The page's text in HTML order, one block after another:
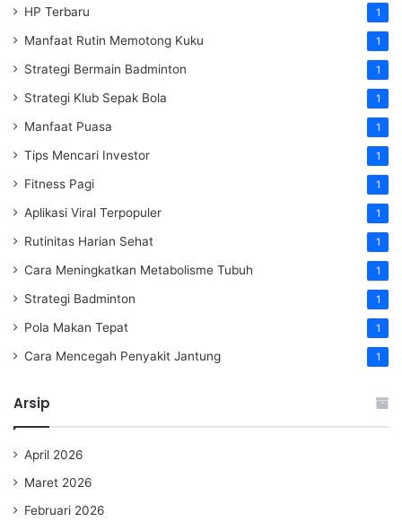
HP Terbaru 1
Manfaat Rutin Memotong Kuku 1
Strategi Bermain Badminton 1
Strategi Klub Sepak Bola 1
Manfaat Puasa 1
Tips Mencari Investor 1
Fitness Pagi 1
Aplikasi Viral Terpopuler 1
Rutinitas Harian Sehat 1
Cara Meningkatkan Metabolisme Tubuh 1
Strategi Badminton 1
Pola Makan Tepat 1
Cara Mencegah Penyakit Jantung 1
Arsip
April 2026
Maret 2026
Februari 2026